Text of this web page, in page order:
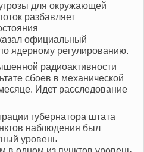
для окружающей
разбавляет
официальный
ядерному регулированию.
радиоактивности
сбоев в механической
Идет расследование
губернатора штата
наблюдения был
уровень